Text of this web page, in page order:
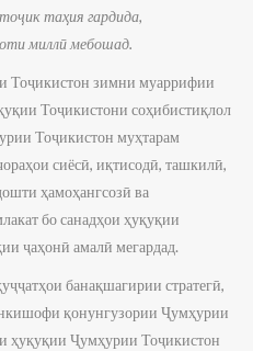
таҳия гардида,
миллӣ мебошад.
Тоҷикистон зимни муаррифии
Тоҷикистони соҳибистиқлол
Тоҷикистон муҳтарам
сиёсӣ, иқтисодӣ, ташкилӣ,
ҳамоҳангсозӣ ва
бо санадҳои ҳуқуқии
ҷаҳонӣ амалӣ мегардад.
банақшагирии стратегӣ,
қонунгузории Ҷумҳурии
ҳуқуқии Ҷумҳурии Тоҷикистон